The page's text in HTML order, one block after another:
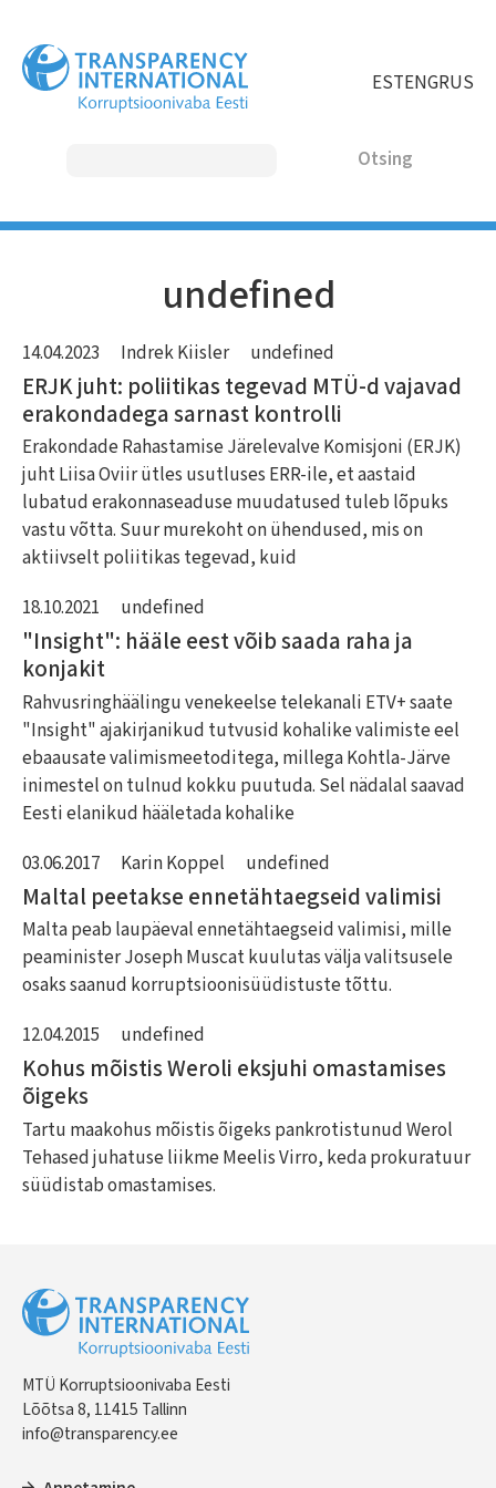
edasi
põhisisu
juurde
ESTENGRUS
NAVIGATION
undefined
14.04.2023 Indrek Kiisler undefined
ERJK juht: poliitikas tegevad MTÜ-d vajavad
erakondadega sarnast kontrolli
Erakondade Rahastamise Järelevalve Komisjoni (ERJK)
juht Liisa Oviir ütles usutluses ERR-ile, et aastaid
lubatud erakonnaseaduse muudatused tuleb lõpuks
vastu võtta. Suur murekoht on ühendused, mis on
aktiivselt poliitikas tegevad, kuid
18.10.2021 undefined
"Insight": hääle eest võib saada raha ja
konjakit
Rahvusringhäälingu venekeelse telekanali ETV+ saate
"Insight" ajakirjanikud tutvusid kohalike valimiste eel
ebaausate valimismeetoditega, millega Kohtla-Järve
inimestel on tulnud kokku puutuda. Sel nädalal saavad
Eesti elanikud hääletada kohalike
03.06.2017 Karin Koppel undefined
Maltal peetakse ennetähtaegseid valimisi
Malta peab laupäeval ennetähtaegseid valimisi, mille
peaminister Joseph Muscat kuulutas välja valitsusele
osaks saanud korruptsioonisüüdistuste tõttu.
12.04.2015 undefined
Kohus mõistis Weroli eksjuhi omastamises
õigeks
Tartu maakohus mõistis õigeks pankrotistunud Werol
Tehased juhatuse liikme Meelis Virro, keda prokuratuur
süüdistab omastamises.
MTÜ Korruptsioonivaba Eesti
Lõõtsa 8, 11415 Tallinn
info@transparency.ee